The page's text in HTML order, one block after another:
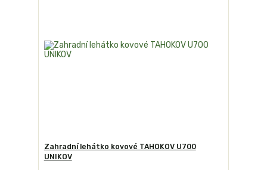
Zahradní lehátko kovové TAHOKOV U700
UNIKOV